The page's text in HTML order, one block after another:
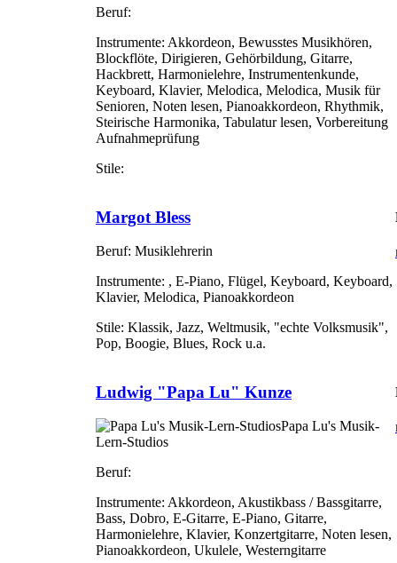
Beruf:
Instrumente: Akkordeon, Bewusstes Musikhören,
Blockflöte, Dirigieren, Gehörbildung, Gitarre,
Hackbrett, Harmonielehre, Instrumentenkunde,
Keyboard, Klavier, Melodica, Melodica, Musik für
Senioren, Noten lesen, Pianoakkordeon, Rhythmik,
Steirische Harmonika, Tabulatur lesen, Vorbereitung
Aufnahmeprüfung
Stile:
Margot Bless
Beruf: Musiklehrerin
Instrumente: , E-Piano, Flügel, Keyboard, Keyboard,
Klavier, Melodica, Pianoakkordeon
Stile: Klassik, Jazz, Weltmusik, "echte Volksmusik",
Pop, Boogie, Blues, Rock u.a.
Ludwig "Papa Lu" Kunze
Papa Lu's Musik-
Lern-Studios
Beruf:
Instrumente: Akkordeon, Akustikbass / Bassgitarre,
Bass, Dobro, E-Gitarre, E-Piano, Gitarre,
Harmonielehre, Klavier, Konzertgitarre, Noten lesen,
Pianoakkordeon, Ukulele, Westerngitarre